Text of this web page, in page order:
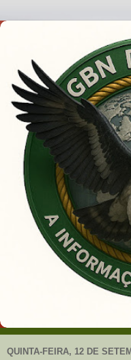
QUINTA-FEIRA, 12 DE